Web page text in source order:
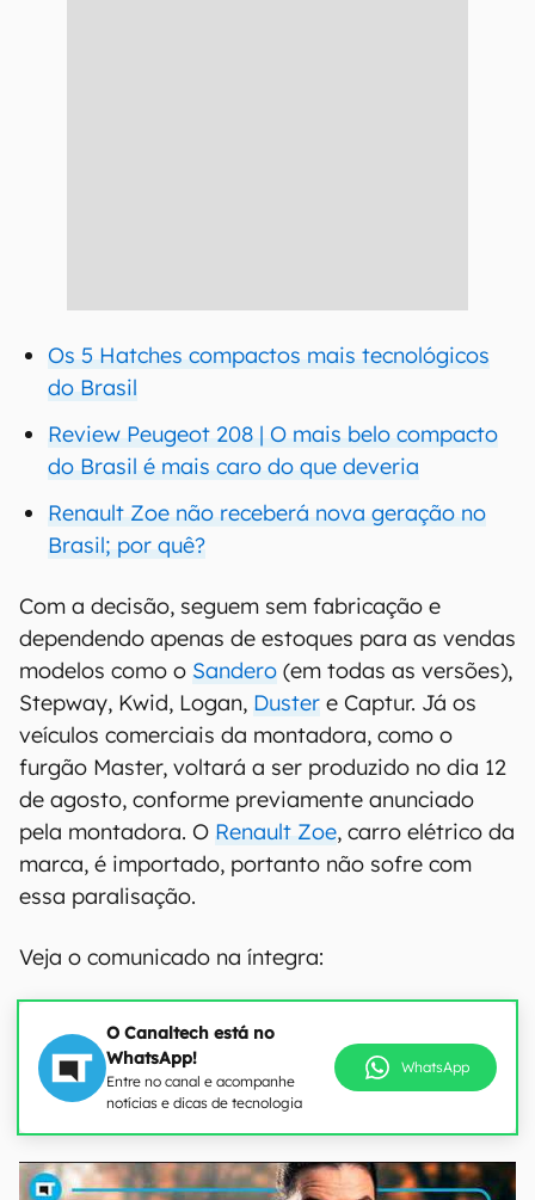
Os 5 Hatches compactos mais tecnológicos
do Brasil
Review Peugeot 208 | O mais belo compacto
do Brasil é mais caro do que deveria
Renault Zoe não receberá nova geração no
Brasil; por quê?
Com a decisão, seguem sem fabricação e
dependendo apenas de estoques para as vendas
modelos como o Sandero (em todas as versões),
Stepway, Kwid, Logan, Duster e Captur. Já os
veículos comerciais da montadora, como o
furgão Master, voltará a ser produzido no dia 12
de agosto, conforme previamente anunciado
pela montadora. O Renault Zoe, carro elétrico da
marca, é importado, portanto não sofre com
essa paralisação.
Veja o comunicado na íntegra:
O Canaltech está no
WhatsApp!
Entre no canal e acompanhe
notícias e dicas de tecnologia
WhatsApp